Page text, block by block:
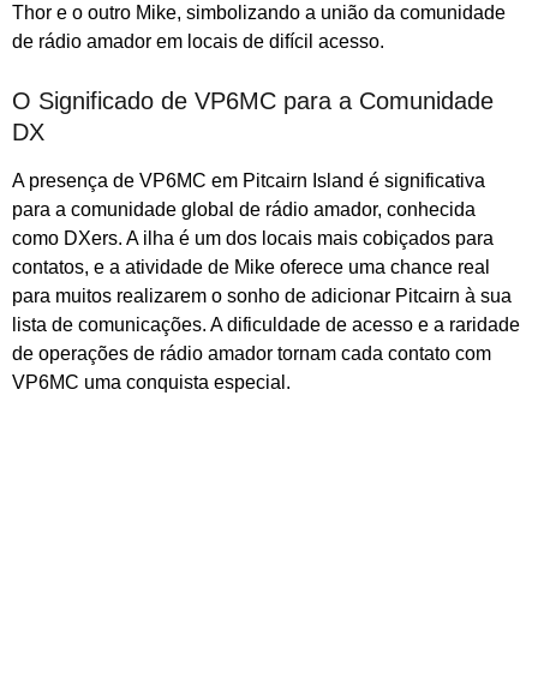
Thor e o outro Mike, simbolizando a união da comunidade
de rádio amador em locais de difícil acesso.
O Significado de VP6MC para a Comunidade
DX
A presença de VP6MC em Pitcairn Island é significativa
para a comunidade global de rádio amador, conhecida
como DXers. A ilha é um dos locais mais cobiçados para
contatos, e a atividade de Mike oferece uma chance real
para muitos realizarem o sonho de adicionar Pitcairn à sua
lista de comunicações. A dificuldade de acesso e a raridade
de operações de rádio amador tornam cada contato com
VP6MC uma conquista especial.